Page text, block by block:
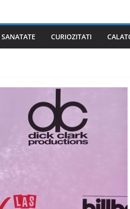
SANATATE CURIOZITATI